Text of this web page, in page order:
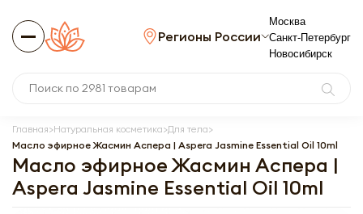
Регионы России
Москва
Санкт-Петербург
Новосибирск
Главная Натуральная косметика Для тела
Масло эфирное Жасмин Аспера | Aspera Jasmine Essential Oil 10ml
Масло эфирное Жасмин Аспера |
Aspera Jasmine Essential Oil 10ml